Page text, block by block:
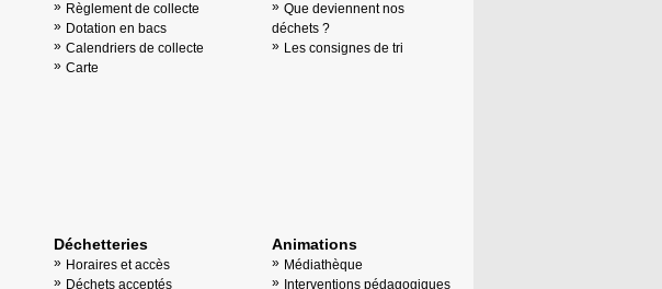
Règlement de collecte
Dotation en bacs
Calendriers de collecte
Carte
Que deviennent nos
déchets ?
Les consignes de tri
Déchetteries
Horaires et accès
Déchets acceptés
Animations
Médiathèque
Interventions pédagogiques